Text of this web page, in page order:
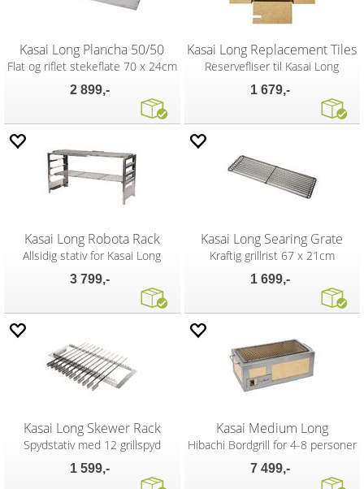
Kasai Long Plancha 50/50
Flat og riflet stekeflate 70 x 24cm
2 899,-
Kasai Long Replacement Tiles
Reservefliser til Kasai Long
1 679,-
Kasai Long Robota Rack
Allsidig stativ for Kasai Long
3 799,-
Kasai Long Searing Grate
Kraftig grillrist 67 x 21cm
1 699,-
Kasai Long Skewer Rack
Spydstativ med 12 grillspyd
1 599,-
Kasai Medium Long
Hibachi Bordgrill for 4-8 personer
7 499,-